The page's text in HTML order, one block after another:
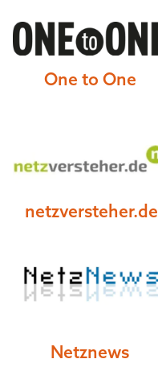
One to One
netzversteher.de
Netznews